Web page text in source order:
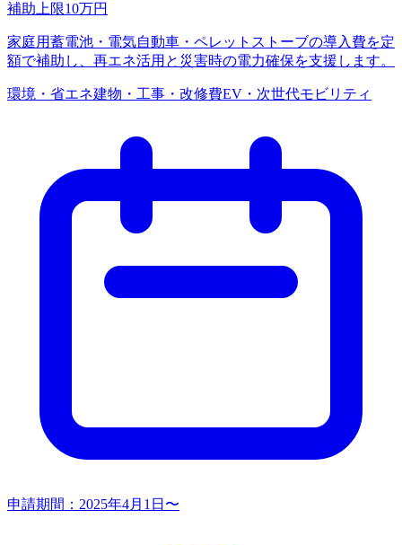
補助上限10万円
家庭用蓄電池・電気自動車・ペレットストーブの導入費を定
額で補助し、再エネ活用と災害時の電力確保を支援します。
環境・省エネ建物・工事・改修費EV・次世代モビリティ
申請期間： 2025年4月1日〜